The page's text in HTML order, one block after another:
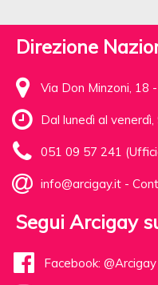
Direzione
Via Don Minzoni, 18
Dal lunedì al venerdì,
051 09 57 241
info@arcigay.it -
Segui Arcigay
Facebook: @Arcigay